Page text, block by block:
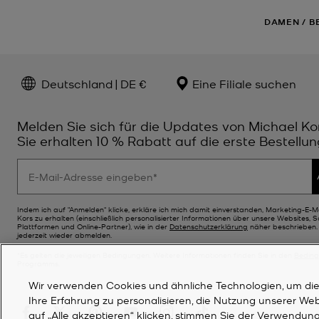
DAMEN /
Deutschland | DE € Eine Filiale suchen
Melden Sie sich für die Updates von Michael
Sie erhalten 10 % Rabatt auf die erste
Indem ich auf "Anmelden" klicke, erkläre ich mich damit einverstanden, Marketing-E-
Kors zu erhalten (einschließlich personalisierter Informationen über unsere Websites,
Plattformen und Online-Partner), wie in der Datenschutzerklärung näher
jederzeit wieder abmelden.
Wir verwenden Cookies und ähnliche Technologien, um
Ihre Erfahrung zu personalisieren, die Nutzung unserer
auf „Alle akzeptieren“ klicken, stimmen Sie der